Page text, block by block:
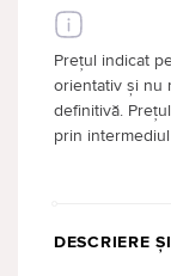
Prețul indicat
orientativ și nu
definitivă.
prin
DESCRIERE